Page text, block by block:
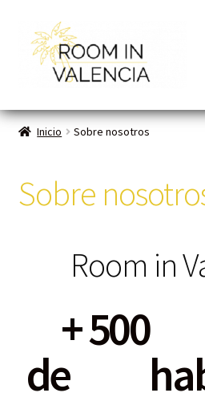
Inicio
Cómo funciona
Preguntas Frecuentes
Sobre nosotros
Contacto
Inicio Sobre nosotros
Sobre
Room in
+
de
500